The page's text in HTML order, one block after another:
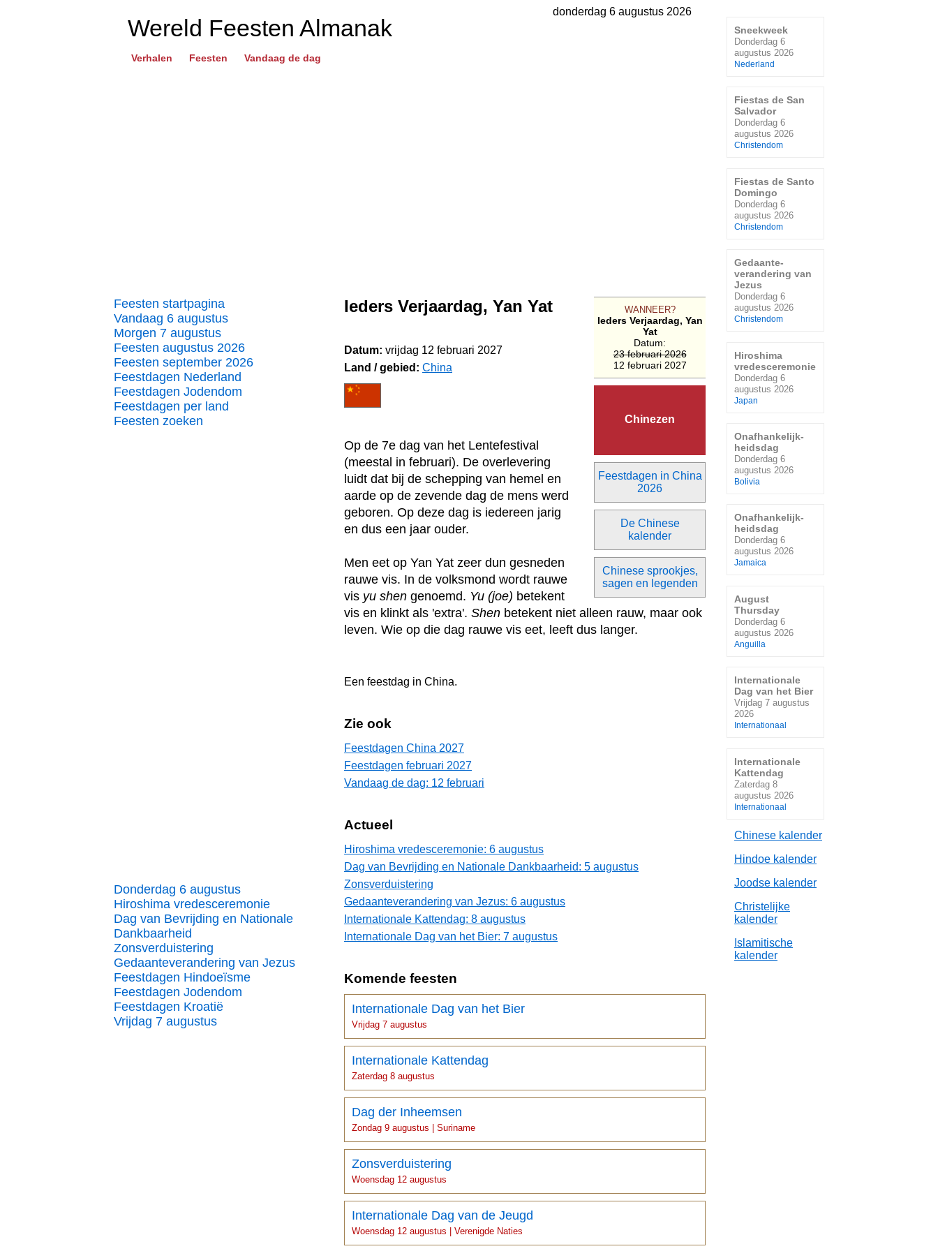
donderdag 6 augustus 2026
Wereld Feesten Almanak
Verhalen Feesten Vandaag de dag
Feesten startpagina
Vandaag 6 augustus
Morgen 7 augustus
Feesten augustus 2026
Feesten september 2026
Feestdagen Nederland
Feestdagen Jodendom
Feestdagen per land
Feesten zoeken
Donderdag 6 augustus
Hiroshima vredesceremonie
Dag van Bevrijding en Nationale
Dankbaarheid
Zonsverduistering
Gedaanteverandering van Jezus
Feestdagen Hindoeïsme
Feestdagen Jodendom
Feestdagen Kroatië
Vrijdag 7 augustus
WANNEER?
Ieders Verjaardag, Yan
Yat
Datum:
23 februari 2026
12 februari 2027
Chinezen
Feestdagen in China
2026
De Chinese
kalender
Chinese sprookjes,
sagen en legenden
Ieders Verjaardag, Yan Yat
Datum: vrijdag 12 februari 2027
Land / gebied: China
Op de 7e dag van het Lentefestival
(meestal in februari). De overlevering
luidt dat bij de schepping van hemel en
aarde op de zevende dag de mens werd
geboren. Op deze dag is iedereen jarig
en dus een jaar ouder.
Men eet op Yan Yat zeer dun gesneden
rauwe vis. In de volksmond wordt rauwe
vis yu shen genoemd. Yu (joe) betekent
vis en klinkt als 'extra'. Shen betekent niet alleen rauw, maar ook
leven. Wie op die dag rauwe vis eet, leeft dus langer.
Een feestdag in China.
Zie ook
Feestdagen China 2027
Feestdagen februari 2027
Vandaag de dag: 12 februari
Actueel
Hiroshima vredesceremonie: 6 augustus
Dag van Bevrijding en Nationale Dankbaarheid: 5 augustus
Zonsverduistering
Gedaanteverandering van Jezus: 6 augustus
Internationale Kattendag: 8 augustus
Internationale Dag van het Bier: 7 augustus
Komende feesten
Internationale Dag van het Bier
Vrijdag 7 augustus
Internationale Kattendag
Zaterdag 8 augustus
Dag der Inheemsen
Zondag 9 augustus | Suriname
Zonsverduistering
Woensdag 12 augustus
Internationale Dag van de Jeugd
Woensdag 12 augustus | Verenigde Naties
Sneekweek
Donderdag 6
augustus 2026
Nederland
Fiestas de San
Salvador
Donderdag 6
augustus 2026
Christendom
Fiestas de Santo
Domingo
Donderdag 6
augustus 2026
Christendom
Gedaante-
verandering van
Jezus
Donderdag 6
augustus 2026
Christendom
Hiroshima
vredesceremonie
Donderdag 6
augustus 2026
Japan
Onafhankelijk-
heidsdag
Donderdag 6
augustus 2026
Bolivia
Onafhankelijk-
heidsdag
Donderdag 6
augustus 2026
Jamaica
August
Thursday
Donderdag 6
augustus 2026
Anguilla
Internationale
Dag van het Bier
Vrijdag 7 augustus
2026
Internationaal
Internationale
Kattendag
Zaterdag 8
augustus 2026
Internationaal
Chinese kalender
Hindoe kalender
Joodse kalender
Christelijke
kalender
Islamitische
kalender